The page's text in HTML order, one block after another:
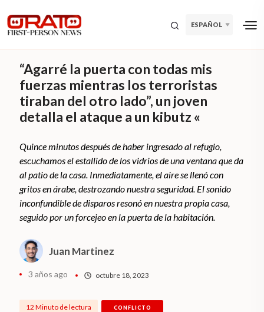
ESPAÑOL
“Agarré la puerta con todas mis
fuerzas mientras los terroristas
tiraban del otro lado”, un joven
detalla el ataque a un kibutz «
Quince minutos después de haber ingresado al refugio,
escuchamos el estallido de los vidrios de una ventana que da
al patio de la casa. Inmediatamente, el aire se llenó con
gritos en árabe, destrozando nuestra seguridad. El sonido
inconfundible de disparos resonó en nuestra propia casa,
seguido por un forcejeo en la puerta de la habitación.
Juan Martinez
3 años ago octubre 18, 2023
12 Minuto de lectura CONFLICTO